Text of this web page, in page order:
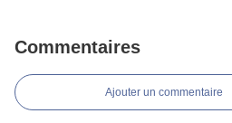
Commentaires
Ajouter un commentaire